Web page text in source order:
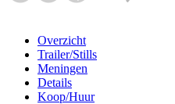
Overzicht
Trailer/Stills
Meningen
Details
Koop/Huur